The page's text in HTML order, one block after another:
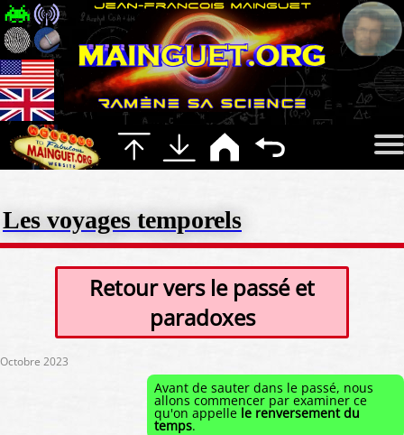
Les voyages temporels
Retour vers le passé et
paradoxes
Octobre 2023
Avant de sauter dans le passé, nous
allons commencer par examiner ce
qu'on appelle le renversement du
temps.